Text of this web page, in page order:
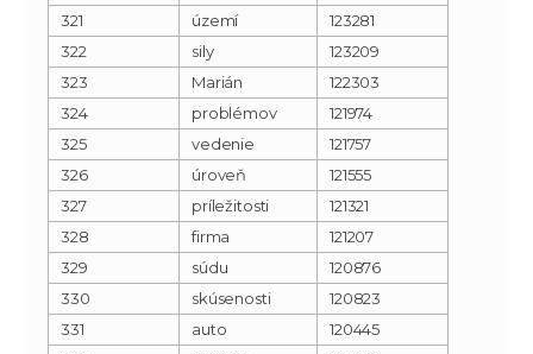
321
území
123281
322
sily
123209
323
Marián
122303
324
problémov
121974
325
vedenie
121757
326
úroveň
121555
327
príležitosti
121321
328
firma
121207
329
súdu
120876
330
skúsenosti
120823
331
auto
120445